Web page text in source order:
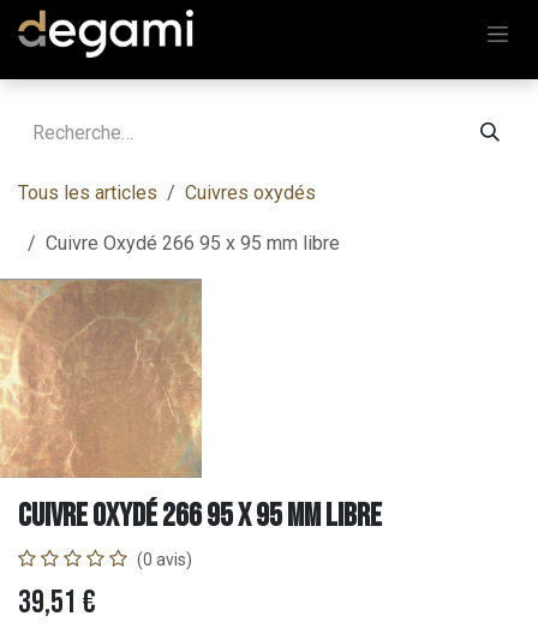
Se rendre au contenu
Tous les articles Cuivres oxydés
Cuivre Oxydé 266 95 x 95 mm libre
Cuivre Oxydé 266 95 x 95 mm libre
(0 avis)
39,51 €